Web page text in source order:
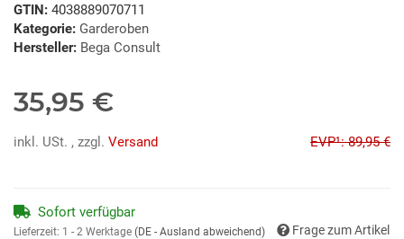
GTIN: 4038889070711
Kategorie: Garderoben
Hersteller: Bega Consult
35,95 €
inkl. USt. , zzgl. Versand EVP¹: 89,95 €
Sofort verfügbar
Lieferzeit: 1 - 2 Werktage (DE - Ausland abweichend) Frage zum Artikel